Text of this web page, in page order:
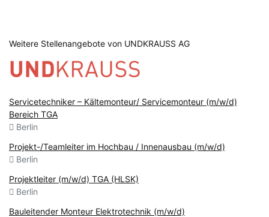
Weitere Stellenangebote von UNDKRAUSS AG
Servicetechniker – Kältemonteur/ Servicemonteur (m/w/d)
Bereich TGA
Berlin
Projekt-/Teamleiter im Hochbau / Innenausbau (m/w/d)
Berlin
Projektleiter (m/w/d) TGA (HLSK)
Berlin
Bauleitender Monteur Elektrotechnik (m/w/d)